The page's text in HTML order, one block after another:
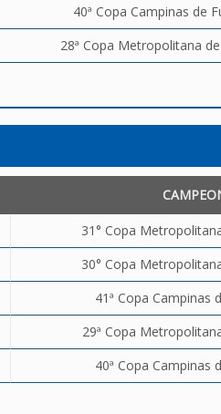
40ª Copa Campinas de
28ª Copa Metropolitana
31° Copa
30° Copa
41ª Copa Campinas
29ª Copa
40ª Copa Campinas